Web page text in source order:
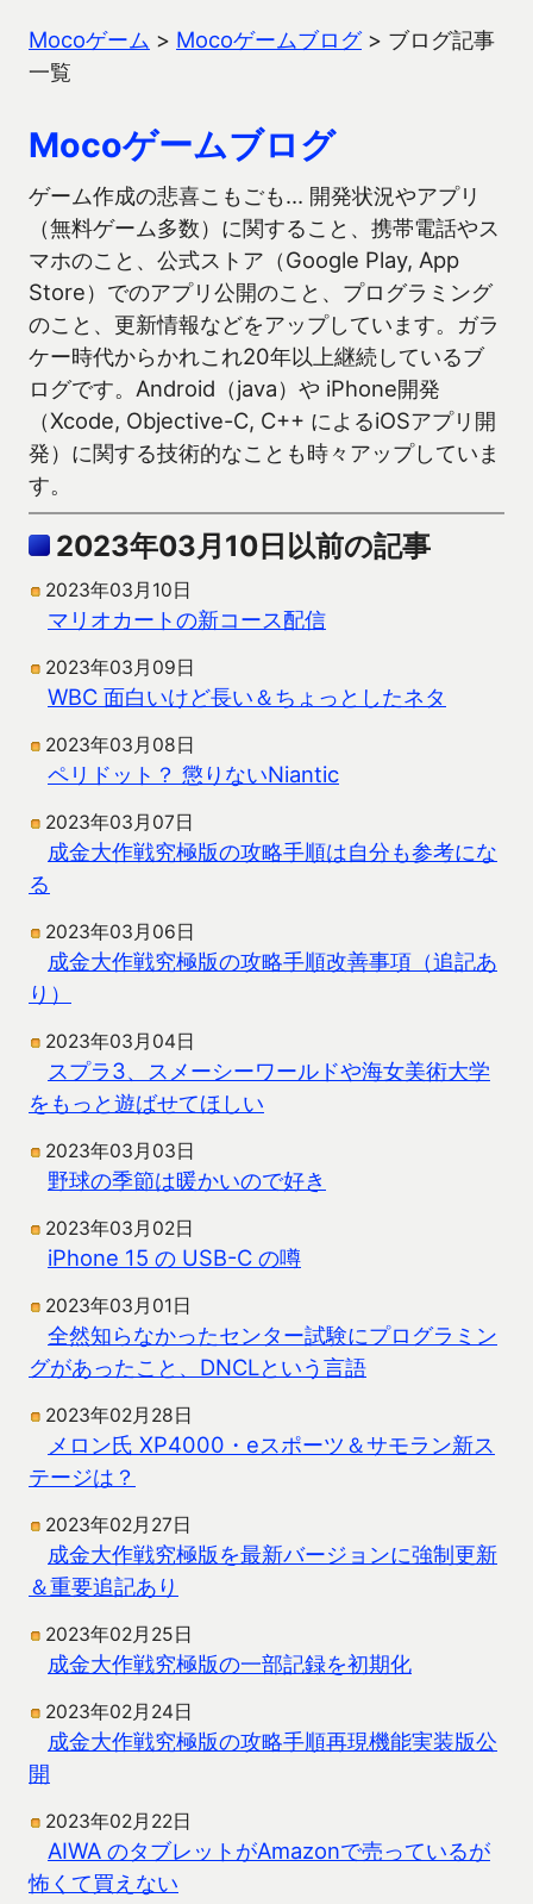
Mocoゲーム > Mocoゲームブログ> ブログ記事
一覧
Mocoゲームブログ
ゲーム作成の悲喜こもごも… 開発状況やアプリ
（無料ゲーム多数）に関すること、携帯電話やス
マホのこと、公式ストア（Google Play, App
Store）でのアプリ公開のこと、プログラミング
のこと、更新情報などをアップしています。ガラ
ケー時代からかれこれ20年以上継続しているブ
ログです。Android（java）や iPhone開発
（Xcode, Objective-C, C++ によるiOSアプリ開
発）に関する技術的なことも時々アップしていま
す。
2023年03月10日以前の記事
2023年03月10日
マリオカートの新コース配信
2023年03月09日
WBC 面白いけど長い＆ちょっとしたネタ
2023年03月08日
ペリドット？ 懲りないNiantic
2023年03月07日
成金大作戦究極版の攻略手順は自分も参考にな
る
2023年03月06日
成金大作戦究極版の攻略手順改善事項（追記あ
り）
2023年03月04日
スプラ3、スメーシーワールドや海女美術大学
をもっと遊ばせてほしい
2023年03月03日
野球の季節は暖かいので好き
2023年03月02日
iPhone 15 の USB-C の噂
2023年03月01日
全然知らなかったセンター試験にプログラミン
グがあったこと、DNCLという言語
2023年02月28日
メロン氏 XP4000・eスポーツ＆サモラン新ス
テージは？
2023年02月27日
成金大作戦究極版を最新バージョンに強制更新
＆重要追記あり
2023年02月25日
成金大作戦究極版の一部記録を初期化
2023年02月24日
成金大作戦究極版の攻略手順再現機能実装版公
開
2023年02月22日
AIWA のタブレットがAmazonで売っているが
怖くて買えない